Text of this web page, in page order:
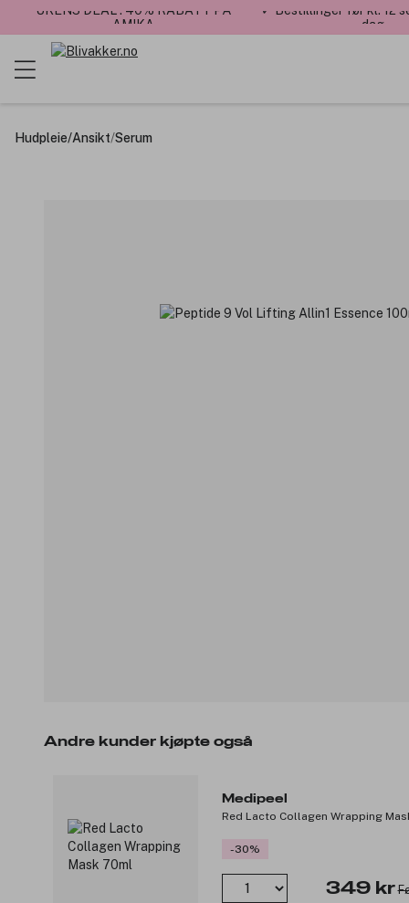
UKENS DEAL : 40% RABATT PÅ
AMIKA
✓ Bestillinger før kl. 12
dag
Hudpleie/Ansikt/Serum
Andre kunder kjøpte også
Medipeel
Red Lacto Collagen Wrapping
-30%
349 kr